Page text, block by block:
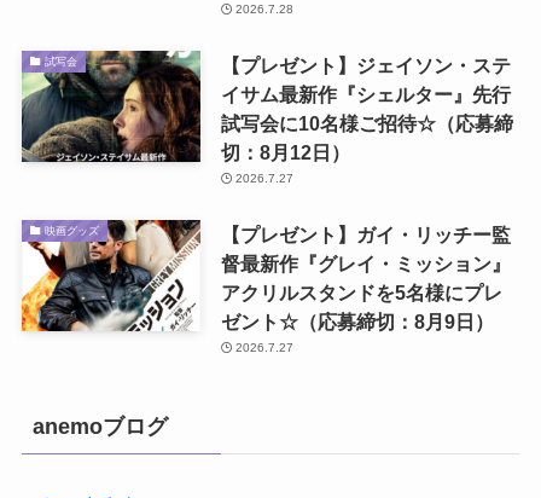
2026.7.28
試写会
【プレゼント】ジェイソン・ステ
イサム最新作『シェルター』先行
試写会に10名様ご招待☆（応募締
切：8月12日）
2026.7.27
映画グッズ
【プレゼント】ガイ・リッチー監
督最新作『グレイ・ミッション』
アクリルスタンドを5名様にプレ
ゼント☆（応募締切：8月9日）
2026.7.27
anemoブログ